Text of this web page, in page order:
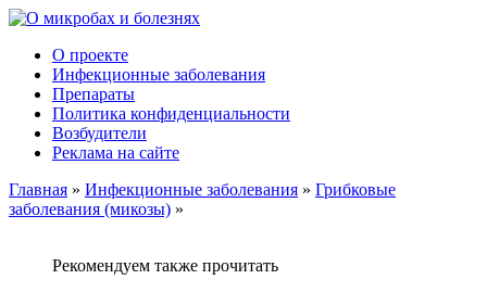
О проекте
Инфекционные заболевания
Препараты
Политика конфиденциальности
Возбудители
Реклама на сайте
Главная » Инфекционные заболевания » Грибковые
заболевания (микозы) »
Рекомендуем также прочитать